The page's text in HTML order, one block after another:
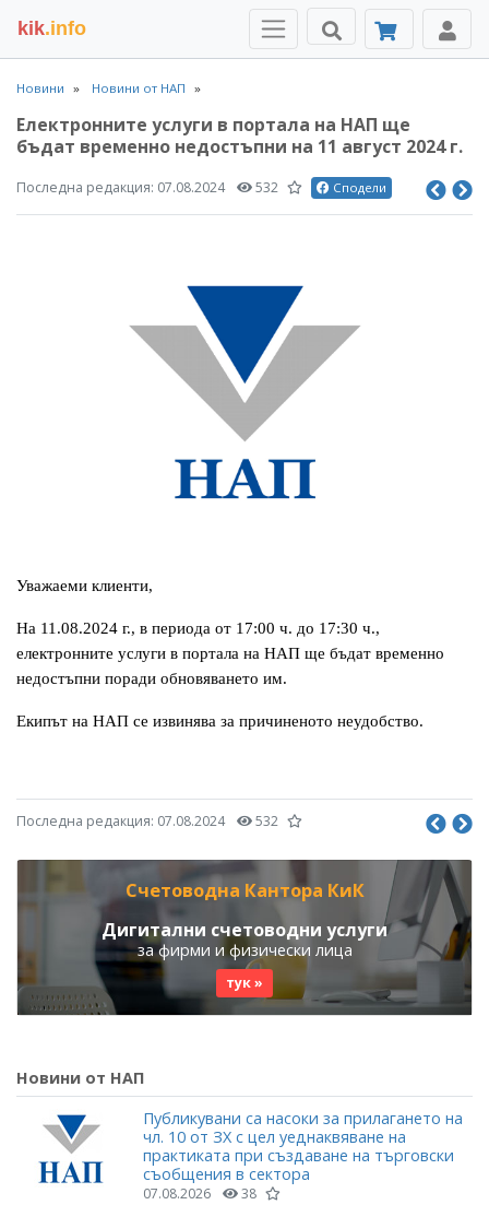
kik.info
Новини Новини от НАП
Eлектронните услуги в портала на НАП ще
бъдат временно недостъпни на 11 август 2024 г.
Последна редакция: 07.08.2024 532 Сподели
Уважаеми клиенти,
На 11.08.2024 г., в периода от 17:00 ч. до 17:30 ч.,
електронните услуги в портала на НАП ще бъдат временно
недостъпни поради обновяването им.
Екипът на НАП се извинява за причиненото неудобство.
Последна редакция: 07.08.2024 532
Счетоводна Кантора КиК
Дигитални счетоводни услуги
за фирми и физически лица
тук »
Новини от НАП
Публикувани са насоки за прилагането на
чл. 10 от ЗХ с цел уеднаквяване на
практиката при създаване на търговски
съобщения в сектора
07.08.2026 38